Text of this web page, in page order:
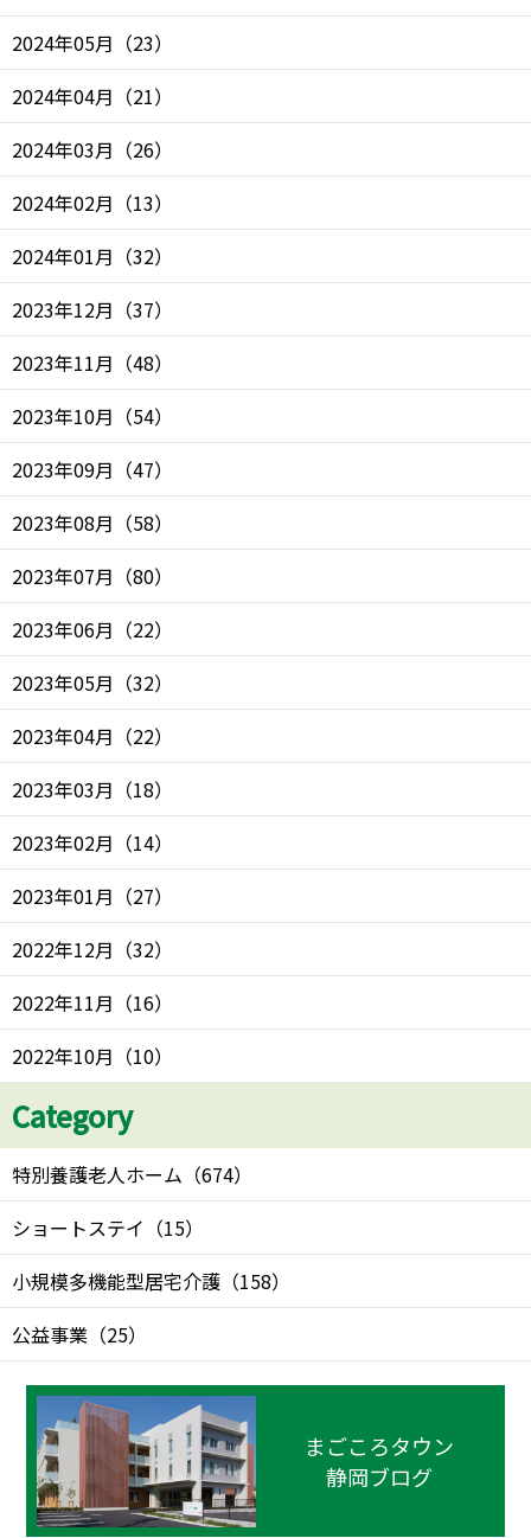
2024年05月 （23）
2024年04月 （21）
2024年03月 （26）
2024年02月 （13）
2024年01月 （32）
2023年12月 （37）
2023年11月 （48）
2023年10月 （54）
2023年09月 （47）
2023年08月 （58）
2023年07月 （80）
2023年06月 （22）
2023年05月 （32）
2023年04月 （22）
2023年03月 （18）
2023年02月 （14）
2023年01月 （27）
2022年12月 （32）
2022年11月 （16）
2022年10月 （10）
Category
特別養護老人ホーム （674）
ショートステイ （15）
小規模多機能型居宅介護 （158）
公益事業 （25）
まごころタウン
静岡ブログ